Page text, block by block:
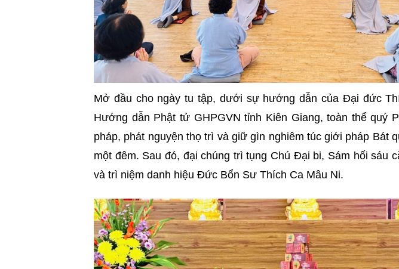
Mở đầu cho ngày tu tập, dưới sự hướng dẫn của Đại đức
Hướng dẫn Phật tử GHPGVN tỉnh Kiên Giang, toàn thể quý
pháp, phát nguyện thọ trì và giữ gìn nghiêm túc giới pháp Bát
một đêm. Sau đó, đại chúng trì tụng Chú Đại bi, Sám hối sáu
và trì niệm danh hiệu Đức Bổn Sư Thích Ca Mâu Ni.